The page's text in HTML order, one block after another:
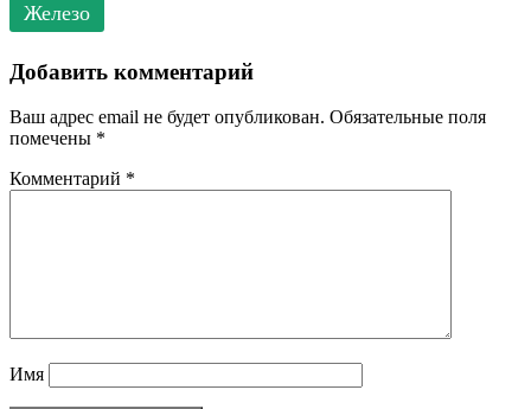
Железо
Добавить комментарий
Ваш адрес email не будет опубликован. Обязательные поля
помечены *
Комментарий *
Имя